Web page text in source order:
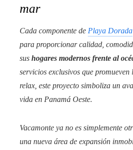
mar
Cada componente de Playa Dorada
para proporcionar calidad,
sus hogares modernos frente al
servicios exclusivos que
relax, este proyecto simboliza un
vida en Panamá Oeste.
Vacamonte ya no es simplemente
una nueva área de expansión